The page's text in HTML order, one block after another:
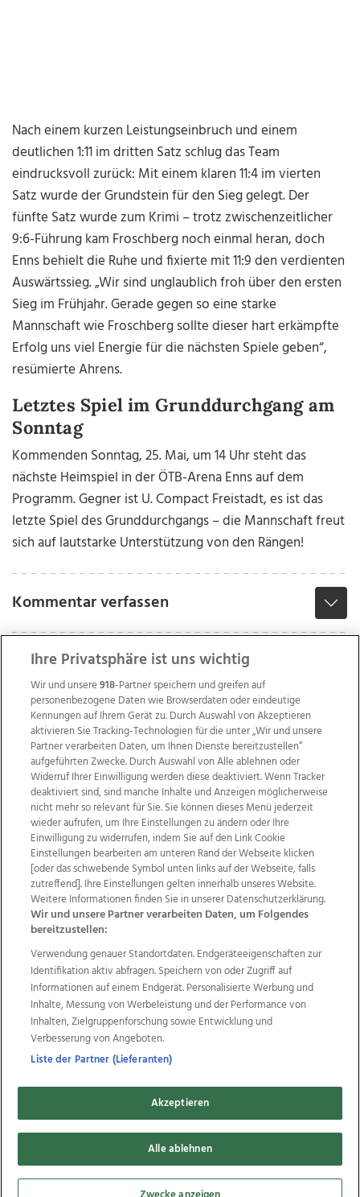
Nach einem kurzen Leistungseinbruch und einem
deutlichen 1:11 im dritten Satz schlug das Team
eindrucksvoll zurück: Mit einem klaren 11:4 im vierten
Satz wurde der Grundstein für den Sieg gelegt. Der
fünfte Satz wurde zum Krimi – trotz zwischenzeitlicher
9:6-Führung kam Froschberg noch einmal heran, doch
Enns behielt die Ruhe und fixierte mit 11:9 den verdienten
Auswärtssieg. „Wir sind unglaublich froh über den ersten
Sieg im Frühjahr. Gerade gegen so eine starke
Mannschaft wie Froschberg sollte dieser hart erkämpfte
Erfolg uns viel Energie für die nächsten Spiele geben“,
resümierte Ahrens.
Letztes Spiel im Grunddurchgang am
Sonntag
Kommenden Sonntag, 25. Mai, um 14 Uhr steht das
nächste Heimspiel in der ÖTB-Arena Enns auf dem
Programm. Gegner ist U. Compact Freistadt, es ist das
letzte Spiel des Grunddurchgangs – die Mannschaft freut
sich auf lautstarke Unterstützung von den Rängen!
Kommentar verfassen
Wir über uns Mediadaten Kontakt
Jobs
Datenschutz
Impressum
AGB Anzeigekunden
AGB Website
Ehrenkodex Politische Werbung
Weitere Angebote des Medienhauses Wimmer
TV1 di-mog-i.at OÖNow
Ischler Woche
Life Radio
OÖNachrichten
OÖN Immobilien
OÖN Karriere
OÖN Reise
Promenaden Galerien
Regionaljobs
wasistlos.at wirtrauern.at
Copyrights © 2026 Tips Zeitungs GmbH & Co KG
developed by
Ihre Privatsphäre ist uns wichtig
Wir und unsere918-Partner speichern und greifen auf
personenbezogene Daten wie Browserdaten oder eindeutige
Kennungen auf Ihrem Gerät zu. Durch Auswahl von Akzeptieren
aktivieren Sie Tracking-Technologien für die unter „Wir und unsere
Partner verarbeiten Daten, um Ihnen Dienste bereitzustellen“
aufgeführten Zwecke. Durch Auswahl von Alle ablehnen oder
Widerruf Ihrer Einwilligung werden diese deaktiviert. Wenn Tracker
deaktiviert sind, sind manche Inhalte und Anzeigen möglicherweise
nicht mehr so relevant für Sie. Sie können dieses Menü jederzeit
wieder aufrufen, um Ihre Einstellungen zu ändern oder Ihre
Einwilligung zu widerrufen, indem Sie auf den Link Cookie
Einstellungen bearbeiten am unteren Rand der Webseite klicken
[oder das schwebende Symbol unten links auf der Webseite, falls
zutreffend]. Ihre Einstellungen gelten innerhalb unseres Website.
Weitere Informationen finden Sie in unserer Datenschutzerklärung.
Wir und unsere Partner verarbeiten Daten, um Folgendes
bereitzustellen:
Verwendung genauer Standortdaten. Endgeräteeigenschaften zur
Identifikation aktiv abfragen. Speichern von oder Zugriff auf
Informationen auf einem Endgerät. Personalisierte Werbung und
Inhalte, Messung von Werbeleistung und der Performance von
Inhalten, Zielgruppenforschung sowie Entwicklung und
Verbesserung von Angeboten.
Liste der Partner (Lieferanten)
Akzeptieren
Alle ablehnen